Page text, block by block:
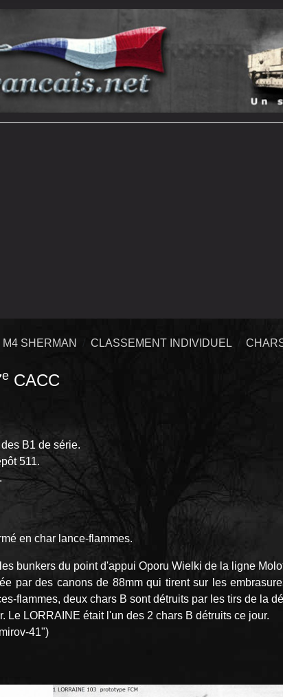
M4 SHERMAN CLASSEMENT INDIVIDUEL
e CACC
B1 de série.
511.
en char lance-flammes.
les bunkers du point d'appui Oporu Wielki de la ligne
par des canons de 88mm qui tirent sur les
flammes, deux chars B sont détruits par les tirs de la
Le LORRAINE était l'un des 2 chars B détruits ce jour.
41")